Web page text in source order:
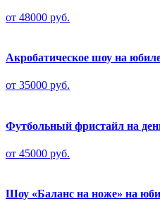
от 48000 руб.
Акробатическое шоу на
от 35000 руб.
Футбольный фристайл на
от 45000 руб.
Шоу «Баланс на ноже» на